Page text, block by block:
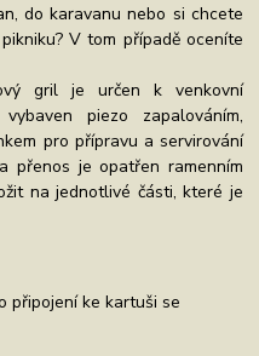
do karavanu nebo si chcete
V tom případě oceníte
gril je určen k venkovní
piezo zapalováním,
pro přípravu a servirování
přenos je opatřen ramenním
na jednotlivé části, které je
připojení ke kartuši se